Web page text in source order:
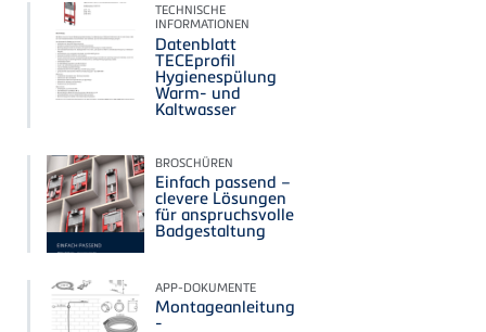
TECHNISCHE
INFORMATIONEN
Datenblatt
TECEprofil
Hygienespülung
Warm- und
Kaltwasser
BROSCHÜREN
Einfach passend –
clevere Lösungen
für anspruchsvolle
Badgestaltung
APP-DOKUMENTE
Montageanleitung
-